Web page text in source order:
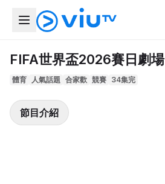
FIFA世界盃2026賽日劇場
體育 人氣話題 合家歡 競賽 34集完
節目介紹